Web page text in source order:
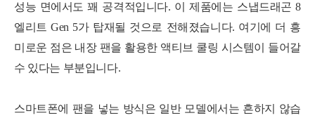
성능 면에서도 꽤 공격적입니다. 이 제품에는 스냅드래곤 8
엘리트 Gen 5가 탑재될 것으로 전해졌습니다. 여기에 더 흥
미로운 점은 내장 팬을 활용한 액티브 쿨링 시스템이 들어갈
수 있다는 부분입니다.
스마트폰에 팬을 넣는 방식은 일반 모델에서는 흔하지 않습